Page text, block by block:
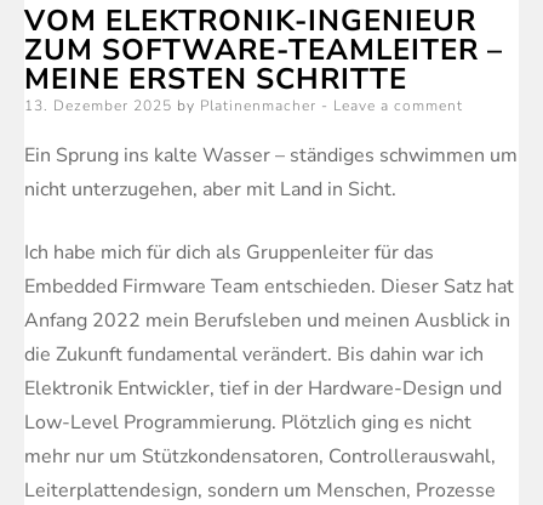
VOM ELEKTRONIK-INGENIEUR
ZUM SOFTWARE-TEAMLEITER –
MEINE ERSTEN SCHRITTE
Posted
13. Dezember 2025 by Platinenmacher Leave a comment
Ein Sprung ins kalte Wasser – ständiges schwimmen um
nicht unterzugehen, aber mit Land in Sicht.
Ich habe mich für dich als Gruppenleiter für das
Embedded Firmware Team entschieden. Dieser Satz hat
Anfang 2022 mein Berufsleben und meinen Ausblick in
die Zukunft fundamental verändert. Bis dahin war ich
Elektronik Entwickler, tief in der Hardware-Design und
Low-Level Programmierung. Plötzlich ging es nicht
mehr nur um Stützkondensatoren, Controllerauswahl,
Leiterplattendesign, sondern um Menschen, Prozesse